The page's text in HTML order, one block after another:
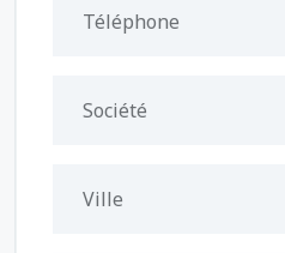
Téléphone
Société
Ville